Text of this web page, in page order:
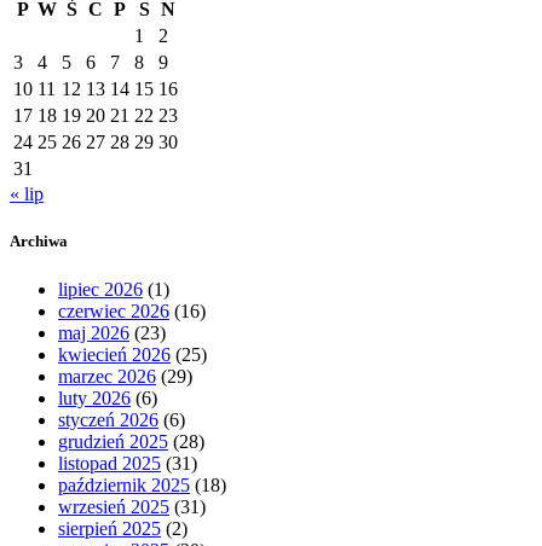
P W Ś C P S N
1
2
3
4 5 6 7 8
9
10 11 12 13 14 15 16
17 18 19 20 21 22 23
24 25 26 27 28 29 30
31
« lip
Archiwa
lipiec 2026 (1)
czerwiec 2026 (16)
maj 2026 (23)
kwiecień 2026 (25)
marzec 2026 (29)
luty 2026 (6)
styczeń 2026 (6)
grudzień 2025 (28)
listopad 2025 (31)
październik 2025 (18)
wrzesień 2025 (31)
sierpień 2025 (2)